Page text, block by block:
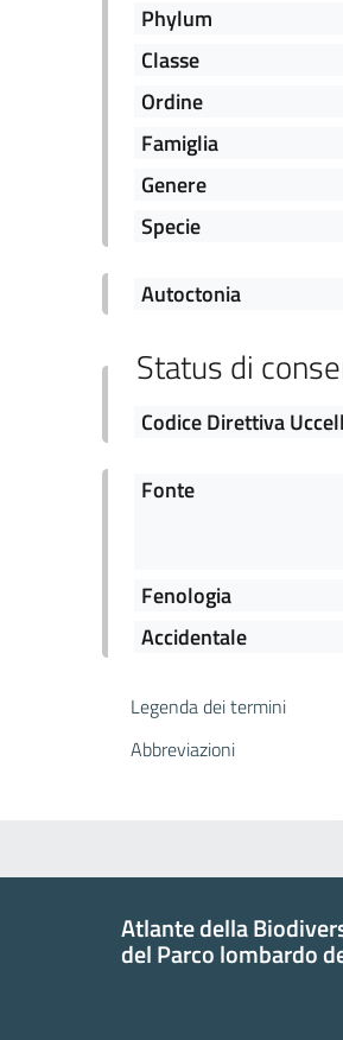
Phylum
Classe
Ordine
Famiglia
Genere
Specie
Autoctonia
Status di
Codice Direttiva
Fonte
Fenologia
Accidentale
Legenda dei termini
Abbreviazioni
Atlante della
del Parco lombardo